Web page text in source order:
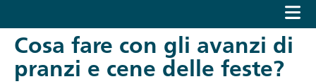
menu
Cosa fare con gli avanzi di
pranzi e cene delle feste?